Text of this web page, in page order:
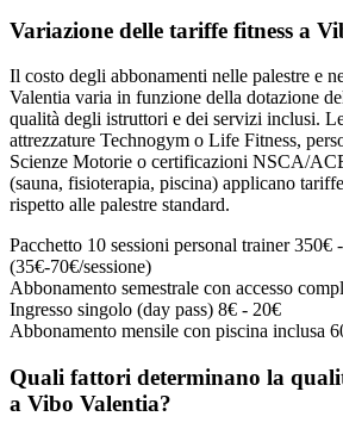
Variazione delle tariffe fitness a
Il costo degli abbonamenti nelle palestre e
Valentia varia in funzione della dotazione
qualità degli istruttori e dei servizi inclusi.
attrezzature Technogym o Life Fitness,
Scienze Motorie o certificazioni NSCA/
(sauna, fisioterapia, piscina) applicano
rispetto alle palestre standard.
Pacchetto 10 sessioni personal trainer 350€
(35€-70€/sessione)
Abbonamento semestrale con accesso
Ingresso singolo (day pass) 8€ - 20€
Abbonamento mensile con piscina inclusa
Quali fattori determinano la
a Vibo Valentia?